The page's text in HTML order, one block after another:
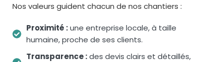
Nos valeurs guident chacun de nos chantiers :
Proximité :une entreprise locale, à taille
humaine, proche de ses clients.
Transparence :des devis clairs et détaillés,